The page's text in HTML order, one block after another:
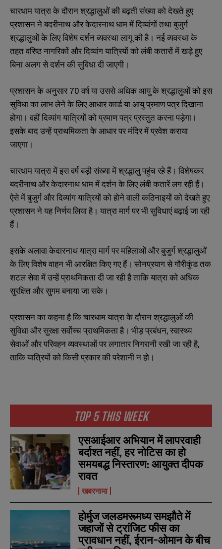
a
a
TOP 5 THIS WEEK
एसआईआर अभियान में लापरवाही
बर्दाश्त नहीं, हर नोटिस का हो
समयबद्ध निस्तारण: आयुक्त दीपक
रावत
खबरनामा
होर्मुज जलडमरूमध्य समझौते में
जहाजों से ट्रांजिट फीस का
प्रावधान नहीं, ईरान-ओमान के बीच
चारधाम यात्रा के दौरान श्रद्धालुओं की बढ़ती संख्या को देखते हुए
प्रशासन ने बदरीनाथ और केदारनाथ धाम में दिव्यांगों तथा बुजुर्ग
श्रद्धालुओं के लिए विशेष दर्शन व्यवस्था लागू की है। नई व्यवस्था के
तहत वरिष्ठ नागरिकों और दिव्यांग यात्रियों को लंबी कतारों में खड़े हुए
बिना अलग से दर्शन की सुविधा दी जाएगी।
प्रशासन के अनुसार 70 वर्ष या उससे अधिक आयु के श्रद्धालुओं को इस
सुविधा का लाभ लेने के लिए आधार कार्ड या आयु प्रमाण पत्र दिखाना
होगा। वहीं दिव्यांग यात्रियों को प्रमाण पत्र प्रस्तुत करना पड़ेगा।
इसके बाद उन्हें प्राथमिकता के आधार पर मंदिर में प्रवेश कराया
जाएगा।
चारधाम यात्रा में इस वर्ष बड़ी संख्या में श्रद्धालु पहुंच रहे हैं। विशेषकर
बदरीनाथ और केदारनाथ धाम में दर्शन के लिए लंबी कतारें लग रही हैं।
ऐसे में बुजुर्ग और दिव्यांग यात्रियों को होने वाली कठिनाइयों को देखते हुए
प्रशासन ने यह निर्णय लिया है। यात्रा मार्ग पर भी सुविधाएं बढ़ाई जा रही
हैं।
इसके अलावा केदारनाथ यात्रा मार्ग पर महिलाओं और बुजुर्ग श्रद्धालुओं
के लिए विशेष वाहन भी आरक्षित किए गए हैं। सोनप्रयाग से गौरीकुंड तक
शटल सेवा में उन्हें प्राथमिकता दी जा रही है ताकि यात्रा को अधिक
सुरक्षित और सुगम बनाया जा सके।
प्रशासन का कहना है कि चारधाम यात्रा के दौरान श्रद्धालुओं की
सुविधा और सुरक्षा सर्वोच्च प्राथमिकता है। भीड़ प्रबंधन, स्वास्थ्य
सेवाओं और परिवहन व्यवस्थाओं पर लगातार निगरानी रखी जा रही है,
ताकि यात्रियों को किसी प्रकार की परेशानी न हो।